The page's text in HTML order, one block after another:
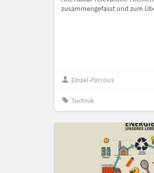
zusammengefasst und zum
Einzel-Parcous
Technik